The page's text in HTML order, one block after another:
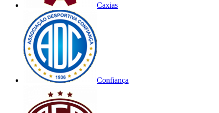
Caxias
Confiança